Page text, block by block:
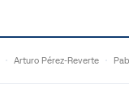
Arturo Pérez-Reverte